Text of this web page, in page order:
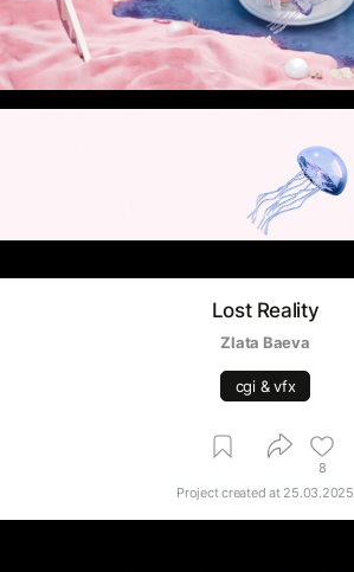
Lost Reality
Zlata Baeva
cgi & vfx
8
Project created at 25.03.2025